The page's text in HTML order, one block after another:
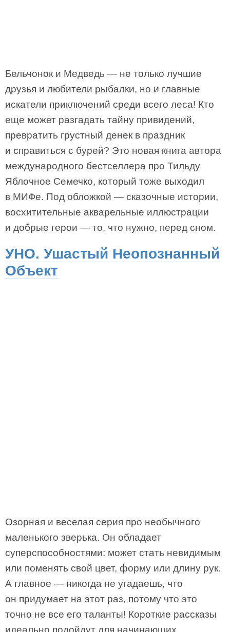
Бельчонок и Медведь — не только лучшие
друзья и любители рыбалки, но и главные
искатели приключений среди всего леса! Кто
еще может разгадать тайну привидений,
превратить грустный денек в праздник
и справиться с бурей? Это новая книга автора
международного бестселлера про Тильду
Яблочное Семечко, который тоже выходил
в МИФе. Под обложкой — сказочные истории,
восхитительные акварельные иллюстрации
и добрые герои — то, что нужно, перед сном.
УНО. Ушастый Неопознанный
Объект
Озорная и веселая серия про необычного
маленького зверька. Он обладает
суперспособностями: может стать невидимым
или поменять свой цвет, форму или длину рук.
А главное — никогда не угадаешь, что
он придумает на этот раз, потому что это
точно не все его таланты! Короткие рассказы
идеально подойдут для начинающих